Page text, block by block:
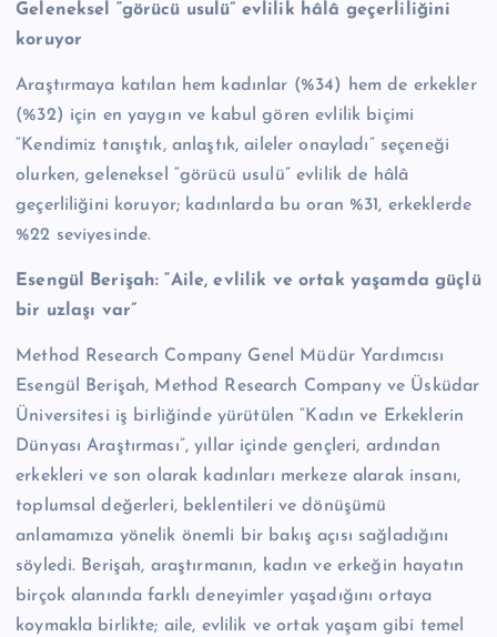
Geleneksel “görücü usulü” evlilik hâlâ geçerliliğini
koruyor
Araştırmaya katılan hem kadınlar (%34) hem de erkekler
(%32) için en yaygın ve kabul gören evlilik biçimi
“Kendimiz tanıştık, anlaştık, aileler onayladı” seçeneği
olurken, geleneksel “görücü usulü” evlilik de hâlâ
geçerliliğini koruyor; kadınlarda bu oran %31, erkeklerde
%22 seviyesinde.
Esengül Berişah: “Aile, evlilik ve ortak yaşamda güçlü
bir uzlaşı var”
Method Research Company Genel Müdür Yardımcısı
Esengül Berişah, Method Research Company ve Üsküdar
Üniversitesi iş birliğinde yürütülen “Kadın ve Erkeklerin
Dünyası Araştırması”, yıllar içinde gençleri, ardından
erkekleri ve son olarak kadınları merkeze alarak insanı,
toplumsal değerleri, beklentileri ve dönüşümü
anlamamıza yönelik önemli bir bakış açısı sağladığını
söyledi. Berişah, araştırmanın, kadın ve erkeğin hayatın
birçok alanında farklı deneyimler yaşadığını ortaya
koymakla birlikte; aile, evlilik ve ortak yaşam gibi temel